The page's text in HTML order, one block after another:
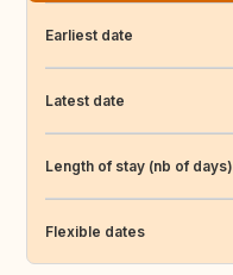
Earliest date
Latest date
Length of stay (nb of days)
Flexible dates